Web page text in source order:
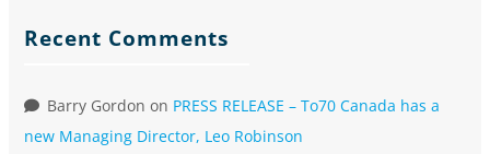
Recent Comments
Barry Gordon on PRESS RELEASE – To70 Canada has a
new Managing Director, Leo Robinson